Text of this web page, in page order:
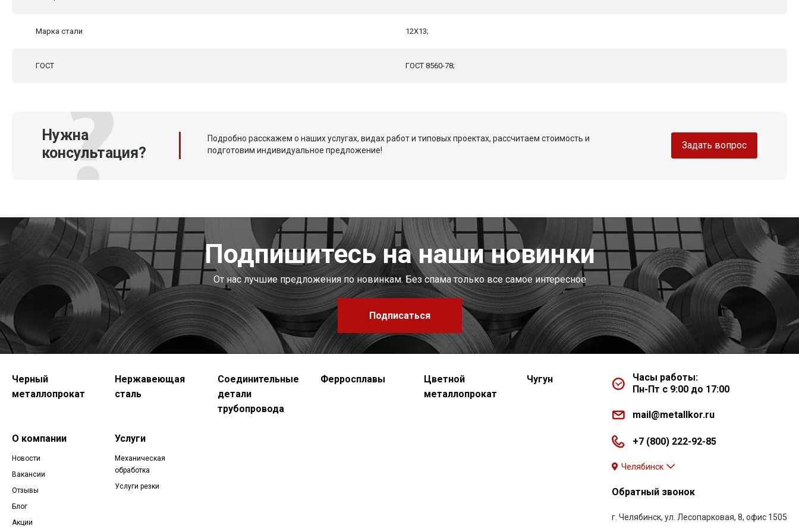
Марка стали 12Х13;
ГОСТ ГОСТ 8560-78;
Нужна
консультация?
Подробно расскажем о наших услугах, видах работ и типовых проектах, рассчитаем стоимость и
подготовим индивидуальное предложение!
Задать вопрос
Подпишитесь на наши новинки
От нас лучшие предложения по новинкам. Без спама только все самое интересное
Подписаться
Черный
металлопрокат
Нержавеющая
сталь
Соединительные
детали
трубопровода
Ферросплавы
Цветной
металлопрокат
Чугун
О компании
Новости
Вакансии
Отзывы
Блог
Акции
Услуги
Механическая
обработка
Услуги резки
Часы работы:
Пн-Пт с 9:00 до 17:00
mail@metallkor.ru
+7 (800) 222-92-85
Челябинск
Обратный звонок
г. Челябинск, ул. Лесопарковая, 8, офис 1505